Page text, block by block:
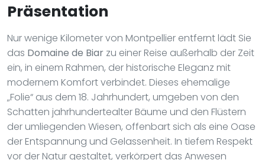
Präsentation
Nur wenige Kilometer von Montpellier entfernt lädt Sie
das Domaine de Biar zu einer Reise außerhalb der Zeit
ein, in einem Rahmen, der historische Eleganz mit
modernem Komfort verbindet. Dieses ehemalige
„Folie“ aus dem 18. Jahrhundert, umgeben von den
Schatten jahrhundertealter Bäume und den Flüstern
der umliegenden Wiesen, offenbart sich als eine Oase
der Entspannung und Gelassenheit. In tiefem Respekt
vor der Natur gestaltet, verkörpert das Anwesen